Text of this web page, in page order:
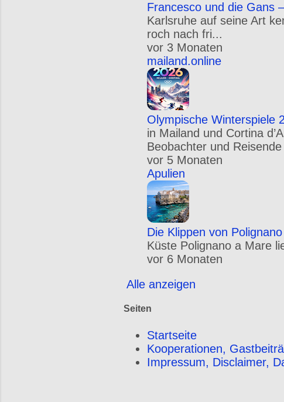
Francesco und die Gans
Karlsruhe auf seine Art
roch nach fri...
vor 3 Monaten
mailand.online
Olympische Winterspiele
in Mailand und Cortina
Beobachter und
vor 5 Monaten
Apulien
Die Klippen von Polignano
Küste Polignano a Mare
vor 6 Monaten
Alle anzeigen
Seiten
Startseite
Kooperationen,
Impressum, Disclaimer,